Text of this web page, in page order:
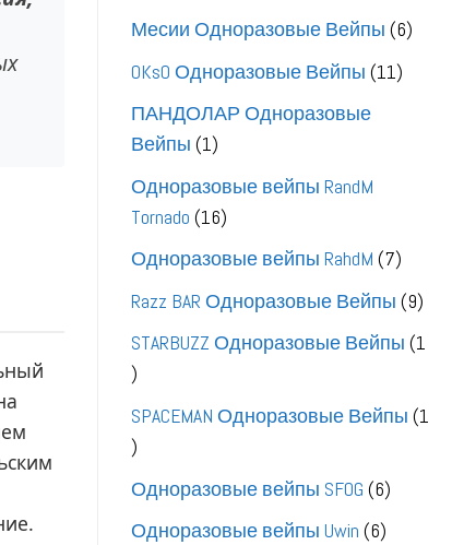
товаров
Месии Одноразовые Вейпы 66
OKsO Одноразовые Вейпы 1111
ПАНДОЛАР Одноразовые
Вейпы 11
Одноразовые вейпы RandM
Tornado 1616
товаров
Одноразовые вейпы RahdM 77
Razz BAR Одноразовые Вейпы 99
STARBUZZ Одноразовые Вейпы 1
1
товар
SPACEMAN Одноразовые Вейпы 1
1
Одноразовые вейпы SFOG 66
товаров
Одноразовые вейпы Uwin 66